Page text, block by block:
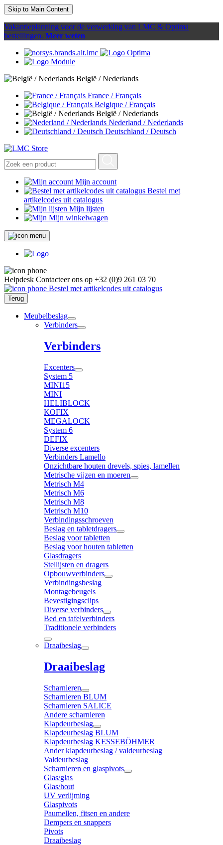
Skip to Main Content
Vakantieplanning voor de verwerking van LMC & Optima
bestellingen. Meer weten
België / Nederlands
France / Français
Belgique / Français
België / Nederlands
Nederland / Nederlands
Deutschland / Deutsch
Mijn account
Bestel met
artikelcodes uit catalogus
Mijn lijsten
Mijn winkelwagen
Helpdesk Contacteer ons op +32 (0)9 261 03 70
Bestel met artikelcodes uit catalogus
Terug
Meubelbeslag
Verbinders
Verbinders
Excenters
System 5
MINI15
MINI
HELIBLOCK
KOFIX
MEGALOCK
System 6
DEFIX
Diverse excenters
Verbinders Lamello
Onzichtbare houten drevels, spies, lamellen
Metrische vijzen en moeren
Metrisch M4
Metrisch M6
Metrisch M8
Metrisch M10
Verbindingsschroeven
Beslag en tabletdragers
Beslag voor tabletten
Beslag voor houten tabletten
Glasdragers
Stellijsten en dragers
Opbouwverbinders
Verbindingsbeslag
Montagebeugels
Bevestigingsclips
Diverse verbinders
Bed en tafelverbinders
Traditionele verbinders
Draaibeslag
Draaibeslag
Scharnieren
Scharnieren BLUM
Scharnieren SALICE
Andere scharnieren
Klapdeurbeslag
Klapdeurbeslag BLUM
Klapdeurbeslag KESSEBÖHMER
Ander klapdeurbeslag / valdeurbeslag
Valdeurbeslag
Scharnieren en glaspivots
Glas/glas
Glas/hout
UV verlijming
Glaspivots
Paumellen, fitsen en andere
Dempers en snappers
Pivots
Draaibeslag